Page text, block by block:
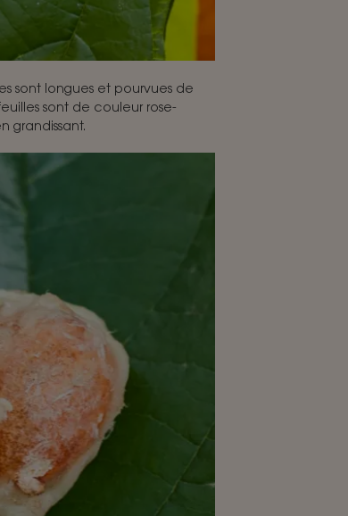
sont longues et pourvues de
sont de couleur rose-
grandissant.